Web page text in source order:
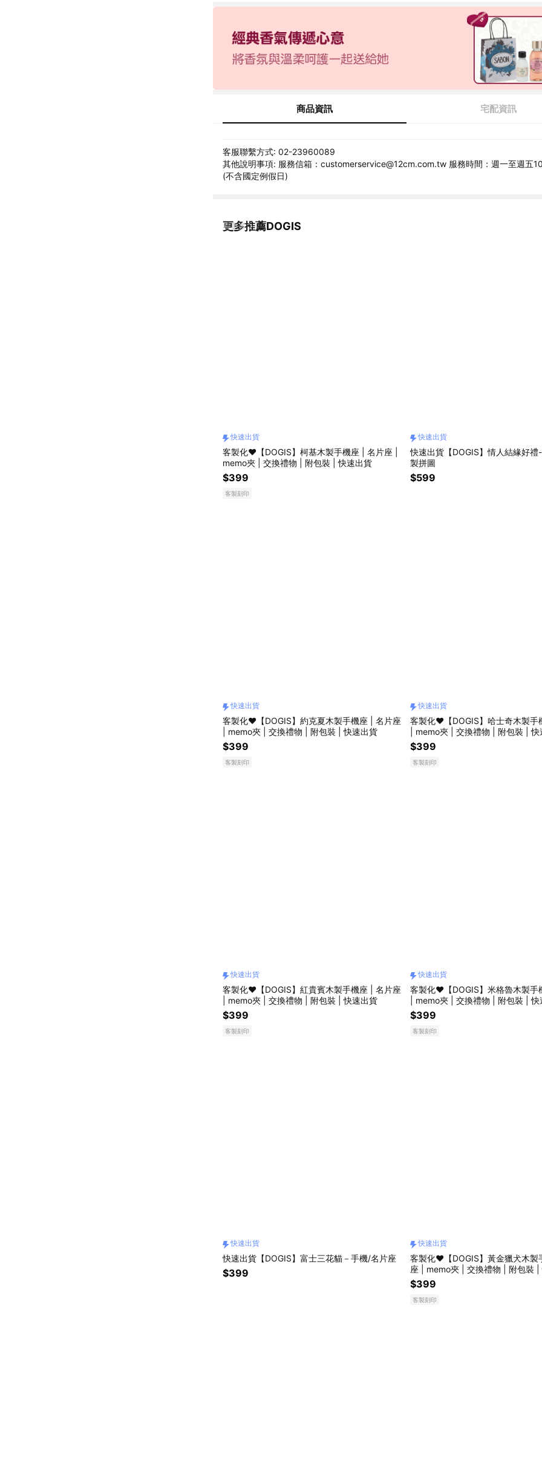
商品資訊 宅配資訊
客服聯繫方式: 02-23960089
其他說明事項: 服務信箱：customerservice@12cm.com.tw 服務時間：週一至週五
(不含國定例假日)
更多推薦DOGIS
看更多
快速出貨
客製化❤️【DOGIS】柯基木製手機座 | 名片座 |
memo夾 | 交換禮物 | 附包裝 | 快速出貨
$399
客製刻印
快速出貨
快速出貨【DOGIS】情人結緣好禮
製拼圖
$599
快速出貨
客製化❤️【DOGIS】約克夏木製手機座 | 名片座
| memo夾 | 交換禮物 | 附包裝 | 快速出貨
$399
客製刻印
快速出貨
客製化❤️【DOGIS】哈士奇木製手
| memo夾 | 交換禮物 | 附包裝 | 快
$399
客製刻印
快速出貨
客製化❤️【DOGIS】紅貴賓木製手機座 | 名片座
| memo夾 | 交換禮物 | 附包裝 | 快速出貨
$399
客製刻印
快速出貨
客製化❤️【DOGIS】米格魯木製手
| memo夾 | 交換禮物 | 附包裝 | 快
$399
客製刻印
快速出貨
快速出貨【DOGIS】富士三花貓－手機/名片座
$399
快速出貨
客製化❤️【DOGIS】黃金獵犬木製
座 | memo夾 | 交換禮物 | 附包裝 |
$399
客製刻印